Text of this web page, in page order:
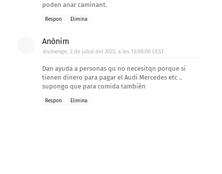
poden anar caminant.
Respon Elimina
Anònim
diumenge, 2 de juliol del 2023, a les 13:00:00 CEST
Dan ayuda a personas qu no necesitqn porque si
tienen dinero para pagar el Audi Mercedes etc ..
supongo que para comida también
Respon Elimina